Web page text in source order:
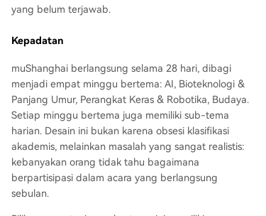
yang belum terjawab.
Kepadatan
muShanghai berlangsung selama 28 hari, dibagi
menjadi empat minggu bertema: AI, Bioteknologi &
Panjang Umur, Perangkat Keras & Robotika, Budaya.
Setiap minggu bertema juga memiliki sub-tema
harian. Desain ini bukan karena obsesi klasifikasi
akademis, melainkan masalah yang sangat realistis:
kebanyakan orang tidak tahu bagaimana
berpartisipasi dalam acara yang berlangsung
sebulan.